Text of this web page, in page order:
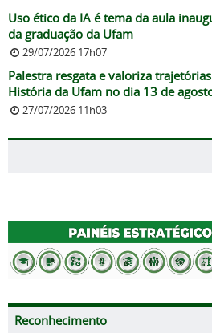
Uso ético da IA é tema da aula
da graduação da Ufam
29/07/2026 17h07
Palestra resgata e valoriza
História da Ufam no dia 13 de
27/07/2026 11h03
Reconhecimento